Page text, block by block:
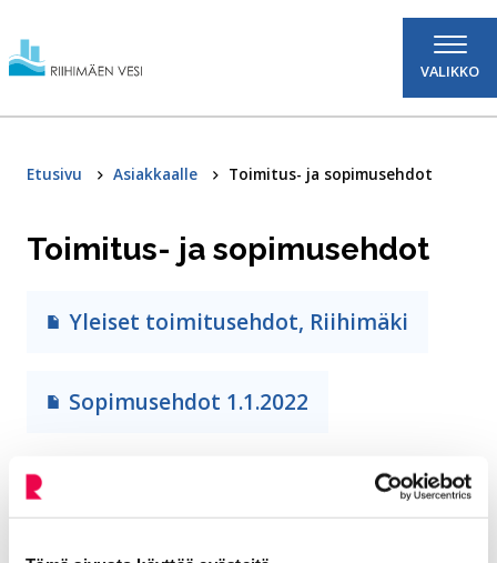
VALIKKO
Etusivu Asiakkaalle Toimitus- ja sopimusehdot
Toimitus- ja sopimusehdot
Yleiset toimitusehdot, Riihimäki
Sopimusehdot 1.1.2022